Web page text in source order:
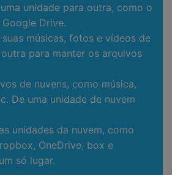
unidade para outra, como o
Drive.
músicas, fotos e vídeos de
para manter os arquivos
de nuvens, como música,
De uma unidade de nuvem
unidades da nuvem, como
OneDrive, box e
só lugar.